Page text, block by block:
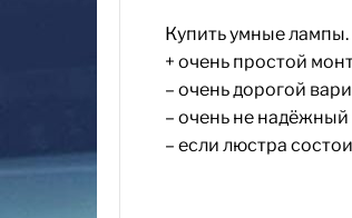
Купить умные лампы.
+ очень простой
– очень дорогой
– очень не надёжный
– если люстра